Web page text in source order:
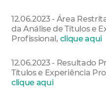
12.06.2023 - Área
da Análise de Títulos e
Profissional, clique aqui
12.06.2023 - Resultado
Títulos e Experiência
clique aqui